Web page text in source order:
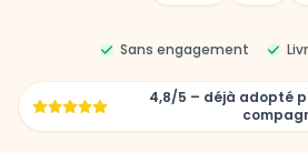
Sans engagement
4,8/5 – déjà adopté